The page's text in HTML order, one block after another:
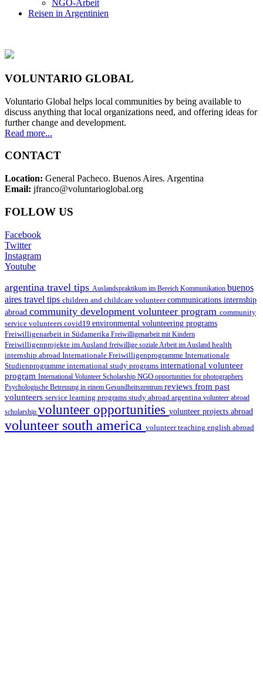
NGO-Arbeit
Reisen in Argentinien
VOLUNTARIO GLOBAL
Voluntario Global helps local communities by being available to
discuss anything that local organizations need, and offering ideas for
further change and development.
Read more...
CONTACT
Location: General Pacheco. Buenos Aires. Argentina
Email: jfranco@voluntarioglobal.org
FOLLOW US
Facebook
Twitter
Instagram
Youtube
argentina travel tips Auslandspraktikum im Bereich Kommunikation buenos
aires travel tips children and childcare volunteercommunications internship
abroad community development volunteer program community
service volunteers covid19 environmental volunteering programs
Freiwilligenarbeit in Südamerika Freiwilligenarbeit mit Kindern
Freiwilligenprojekte im Ausland freiwillige soziale Arbeit im Ausland health
internship abroad Internationale Freiwilligenprogramme Internationale
Studienprogramme international study programs international volunteer
program International Volunteer Scholarship NGO opportunities for photographers
Psychologische Betreuung in einem Gesundheitszentrum reviews from past
volunteers service learning programs study abroad argentina volunteer abroad
scholarship volunteer opportunities volunteer projects abroad
volunteer south america volunteer teaching english abroad